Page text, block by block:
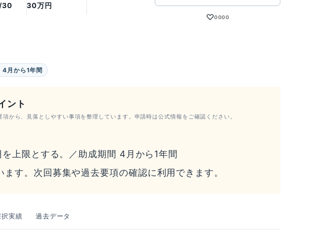
30 30万円
♡0000
4月から1年間
ント
から、見落としやすい事項を整理しています。申請時は公式情報をご確認ください。
上限とする。／助成期間 4月から1年間
ます。次回募集や過去要項の確認に利用できます。
択実績 過去データ